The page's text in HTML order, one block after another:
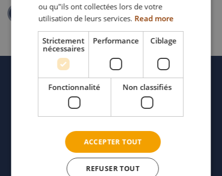
transférés par un dispositif lève-personne ou de
façon latérale.
spécifiques, comme par exemple
La rotation des hanches ou du bassin
Handicaps neurologiques comme la spasticité
Pour les utilisateurs ayant besoin
d'accessoires spécifiques notamment
Dispositif médical
Largeur d'assise flexible
Améliorer la socialisation
ou qu"ils ont collectées lors de votre
utilisation de leurs services. Read more
Strictement
nécessaires
Performance Ciblage
Fonctionnalité Non classifiés
ACCEPTER TOUT
REFUSER TOUT